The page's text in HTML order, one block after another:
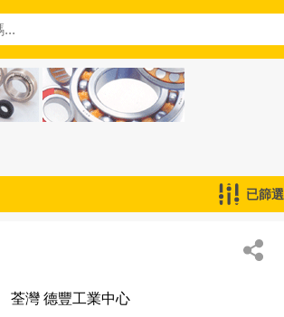
已篩選
荃灣 德豐工業中心